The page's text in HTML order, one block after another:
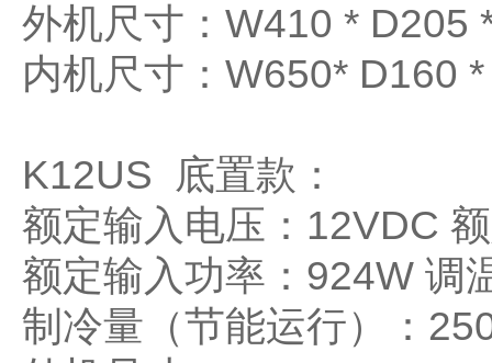
外机尺寸：W410 * D205
内机尺寸：W650* D160
K12US 底置款：
额定输入电压：12VDC
额定输入功率：924W 调
制冷量（节能运行）：